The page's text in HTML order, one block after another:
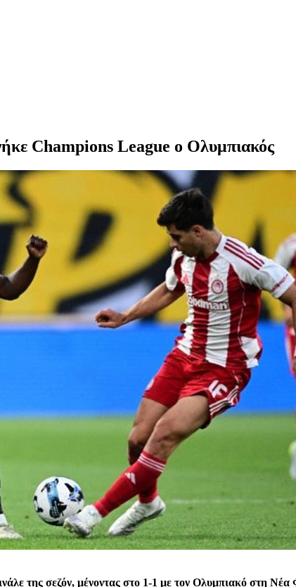
Champions League o Ολυμπιακός
της σεζόν, μένοντας στο 1-1 με τον Ολυμπιακό στη Νέα